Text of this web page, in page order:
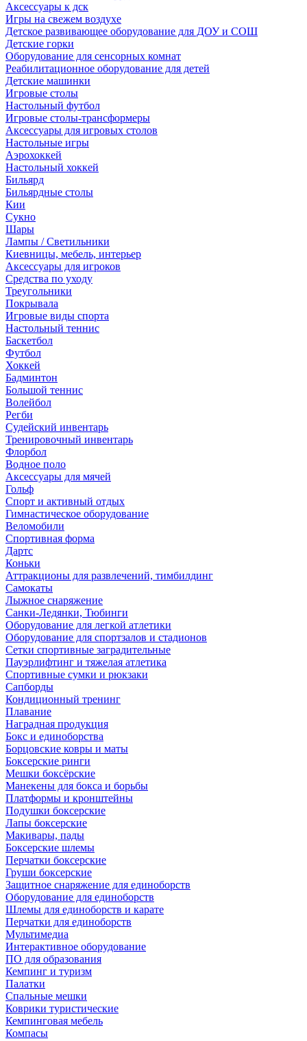
Аксессуары к дск
Игры на свежем воздухе
Детское развивающее оборудование для ДОУ и СОШ
Детские горки
Оборудование для сенсорных комнат
Реабилитационное оборудование для детей
Детские машинки
Игровые столы
Настольный футбол
Игровые столы-трансформеры
Аксессуары для игровых столов
Настольные игры
Аэрохоккей
Настольный хоккей
Бильярд
Бильярдные столы
Кии
Сукно
Шары
Лампы / Светильники
Киевницы, мебель, интерьер
Аксессуары для игроков
Средства по уходу
Треугольники
Покрывала
Игровые виды спорта
Настольный теннис
Баскетбол
Футбол
Хоккей
Бадминтон
Большой теннис
Волейбол
Регби
Судейский инвентарь
Тренировочный инвентарь
Флорбол
Водное поло
Аксессуары для мячей
Гольф
Спорт и активный отдых
Гимнастическое оборудование
Веломобили
Спортивная форма
Дартс
Коньки
Аттракционы для развлечений, тимбилдинг
Самокаты
Лыжное снаряжение
Санки-Ледянки, Тюбинги
Оборудование для легкой атлетики
Оборудование для спортзалов и стадионов
Сетки спортивные заградительные
Пауэрлифтинг и тяжелая атлетика
Спортивные сумки и рюкзаки
Сапборды
Кондиционный тренинг
Плавание
Наградная продукция
Бокс и единоборства
Борцовские ковры и маты
Боксерские ринги
Мешки боксёрские
Манекены для бокса и борьбы
Платформы и кронштейны
Подушки боксерские
Лапы боксерские
Макивары, пады
Боксерские шлемы
Перчатки боксерские
Груши боксерские
Защитное снаряжение для единоборств
Оборудование для единоборств
Шлемы для единоборств и карате
Перчатки для единоборств
Мультимедиа
Интерактивное оборудование
ПО для образования
Кемпинг и туризм
Палатки
Спальные мешки
Коврики туристические
Кемпинговая мебель
Компасы